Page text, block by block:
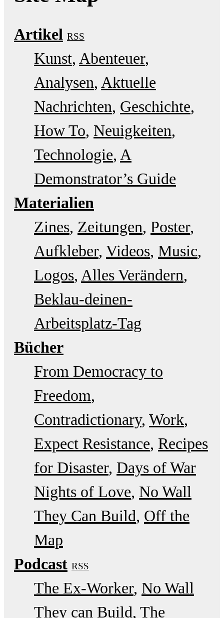
Artikel RSS
Kunst Abenteuer
Analysen Aktuelle
Nachrichten Geschichte
How To Neuigkeiten
Technologie A
Demonstrator’s Guide
Materialien
Zines Zeitungen Poster
Aufkleber Videos Music
Logos Alles Verändern
Beklau-deinen-
Arbeitsplatz-Tag
Bücher
From Democracy to
Freedom
Contradictionary Work
Expect Resistance Recipes
for Disaster Days of War
Nights of Love No Wall
They Can Build Off the
Map
Podcast RSS
The Ex-Worker No Wall
They can Build The